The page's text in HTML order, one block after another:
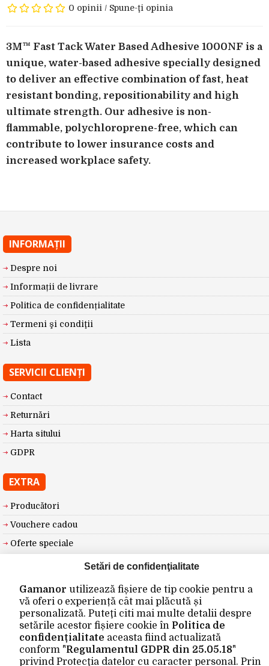
Setări de confidenţialitate
Gamanor utilizează fișiere de tip cookie pentru a
vă oferi o experiență cât mai plăcută și
personalizată. Puteţi citi mai multe detalii despre
setările acestor fișiere cookie în Politica de
confidențialitate aceasta fiind actualizată
conform "Regulamentul GDPR din 25.05.18"
privind Protecţia datelor cu caracter personal. Prin
0 opinii / Spune-ţi opinia
3M™ Fast Tack Water Based Adhesive 1000NF is a
unique, water-based adhesive specially designed
to deliver an effective combination of fast, heat
resistant bonding, repositionability and high
ultimate strength. Our adhesive is non-
flammable, polychloroprene-free, which can
contribute to lower insurance costs and
increased workplace safety.
INFORMAŢII
Despre noi
Informații de livrare
Politica de confidențialitate
Termeni şi condiţii
Lista
SERVICII CLIENŢI
Contact
Returnări
Harta sitului
GDPR
EXTRA
Producători
Vouchere cadou
Oferte speciale
Contul meu
Istoric comenzi
Wishlist
Newsletter